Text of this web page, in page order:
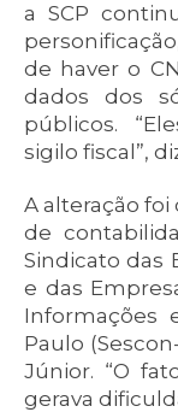
a SCP
de haver o
dados dos
públicos.
sigilo fiscal”,
A alteração foi
de
Sindicato das
e das
Informações
Paulo
Júnior. “O
gerava